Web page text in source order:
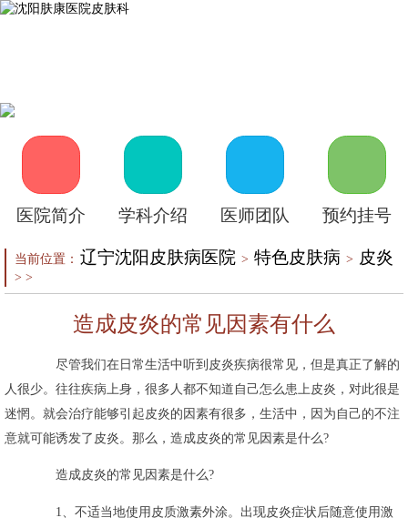
医院简介 学科介绍 医师团队 预约挂号
当前位置： 辽宁沈阳皮肤病医院 > 特色皮肤病 > 皮炎
> >
造成皮炎的常见因素有什么
尽管我们在日常生活中听到皮炎疾病很常见，但是真正了解的
人很少。往往疾病上身，很多人都不知道自己怎么患上皮炎，对此很是
迷惘。就会治疗能够引起皮炎的因素有很多，生活中，因为自己的不注
意就可能诱发了皮炎。那么，造成皮炎的常见因素是什么?
造成皮炎的常见因素是什么?
1、不适当地使用皮质激素外涂。出现皮炎症状后随意使用激